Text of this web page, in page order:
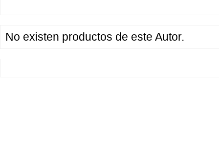
No existen productos de este Autor.